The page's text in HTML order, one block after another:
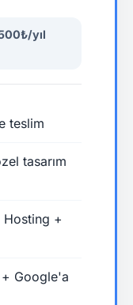
yıl
teslim
tasarım
+
+ Google'a